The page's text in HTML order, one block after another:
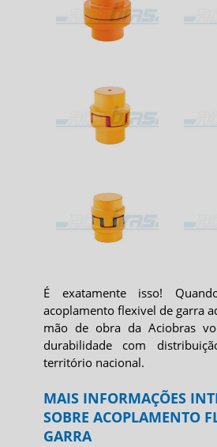
É exatamente isso!
acoplamento flexivel de garra
mão de obra da Aciobras
durabilidade com
território nacional.
MAIS INFORMAÇÕES
SOBRE ACOPLAMENTO
GARRA